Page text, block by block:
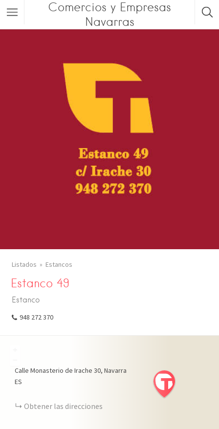
Comercios y Empresas
Navarras
Listados Estancos
Estanco 49
Estanco
948 272 370
Calle Monasterio de Irache 30 Navarra
ES
Obtener las direcciones